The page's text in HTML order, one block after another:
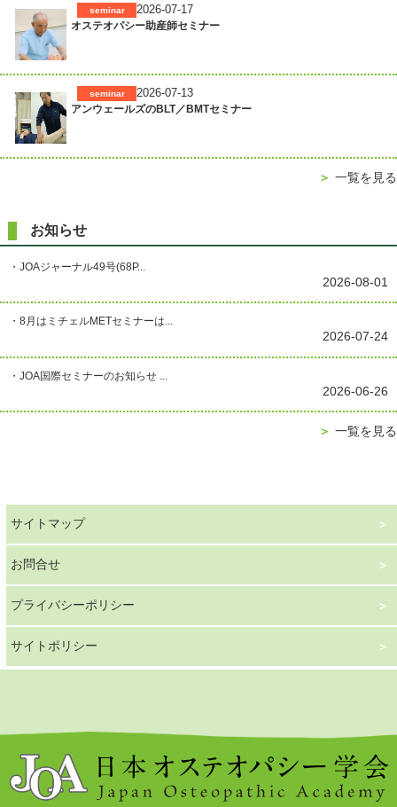
2026-07-17
seminar
オステオパシー助産師セミナー
2026-07-13
seminar
アンウェールズのBLT／BMTセミナー
＞ 一覧を見る
お知らせ
・JOAジャーナル49号(68P...
2026-08-01
・8月はミチェルMETセミナーは...
2026-07-24
・JOA国際セミナーのお知らせ ...
2026-06-26
＞ 一覧を見る
サイトマップ
お問合せ
プライバシーポリシー
サイトポリシー